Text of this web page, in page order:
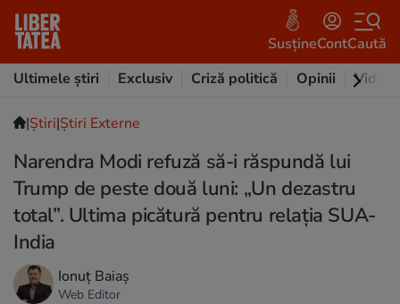
SusțineContCaută
Ultimele știri
Exclusiv Criză politică Opinii Video
|Ştiri|Știri Externe
Narendra Modi refuză să-i răspundă lui
Trump de peste două luni: „Un dezastru
total”. Ultima picătură pentru relația SUA-
India
Ionuț Baiaș
Web Editor